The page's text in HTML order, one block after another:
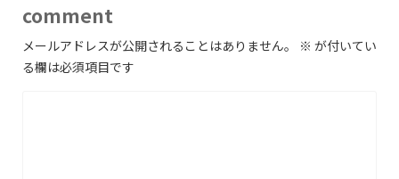
comment
メールアドレスが公開されることはありません。 ※ が付いてい
る欄は必須項目です